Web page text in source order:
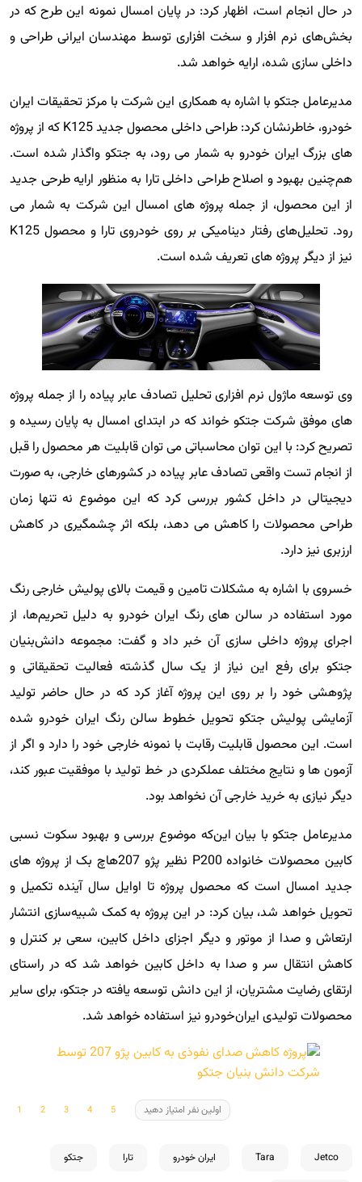
در حال انجام است، اظهار کرد: در پایان امسال نمونه این طرح که در
بخش‌های نرم افزار و سخت افزاری توسط مهندسان ایرانی طراحی و
داخلی سازی شده، ارایه خواهد شد.
مدیرعامل جتکو با اشاره به همکاری این شرکت با مرکز تحقیقات ایران
خودرو، خاطرنشان کرد: طراحی داخلی محصول جدید K125 که از پروژه
های بزرگ ایران خودرو به شمار می رود، به جتکو واگذار شده است.
هم‌چنین بهبود و اصلاح طراحی داخلی تارا به منظور ارایه طرحی جدید
از این محصول، از جمله پروژه های امسال این شرکت به شمار می
رود. تحلیل‌های رفتار دینامیکی بر روی خودروی تارا و محصول K125
نیز از دیگر پروژه های تعریف شده است.
وی توسعه ماژول نرم افزاری تحلیل تصادف عابر پیاده را از جمله پروژه
های موفق شرکت جتکو خواند که در ابتدای امسال به پایان رسیده و
تصریح کرد: با این توان محاسباتی می توان قابلیت هر محصول را قبل
از انجام تست واقعی تصادف عابر پیاده در کشورهای خارجی، به صورت
دیجیتالی در داخل کشور بررسی کرد که این موضوع نه تنها زمان
طراحی محصولات را کاهش می دهد، بلکه اثر چشمگیری در کاهش
ارزبری نیز دارد.
خسروی با اشاره به مشکلات تامین و قیمت بالای پولیش خارجی رنگ
مورد استفاده در سالن های رنگ ایران خودرو به دلیل تحریم‌ها، از
اجرای پروژه داخلی سازی آن خبر داد و گفت: مجموعه دانش‌بنیان
جتکو برای رفع این نیاز از یک سال گذشته فعالیت تحقیقاتی و
پژوهشی خود را بر روی این پروژه آغاز کرد که در حال حاضر تولید
آزمایشی پولیش جتکو تحویل خطوط سالن رنگ ایران خودرو شده
است. این محصول قابلیت رقابت با نمونه خارجی خود را دارد و اگر از
آزمون ها و نتایج مختلف عملکردی در خط تولید با موفقیت عبور کند،
دیگر نیازی به خرید خارجی آن نخواهد بود.
مدیرعامل جتکو با بیان این‌که موضوع بررسی و بهبود سکوت نسبی
کابین محصولات خانواده P200 نظیر پژو 207هاچ بک از پروژه های
جدید امسال است که محصول پروژه تا اوایل سال آینده تکمیل و
تحویل خواهد شد، بیان کرد: در این پروژه به کمک شبیه‌سازی انتشار
ارتعاش و صدا از موتور و دیگر اجزای داخل کابین، سعی بر کنترل و
کاهش انتقال سر و صدا به داخل کابین خواهد شد که در راستای
ارتقای رضایت مشتریان، از این دانش توسعه یافته در جتکو، برای سایر
محصولات تولیدی ایران‌خودرو نیز استفاده خواهد شد.
اولین نفر امتیاز دهید
Jetco
Tara ایران خودرو تارا جتکو